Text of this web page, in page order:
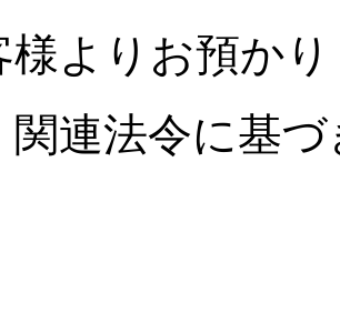
様よりお預か
関連法令に基